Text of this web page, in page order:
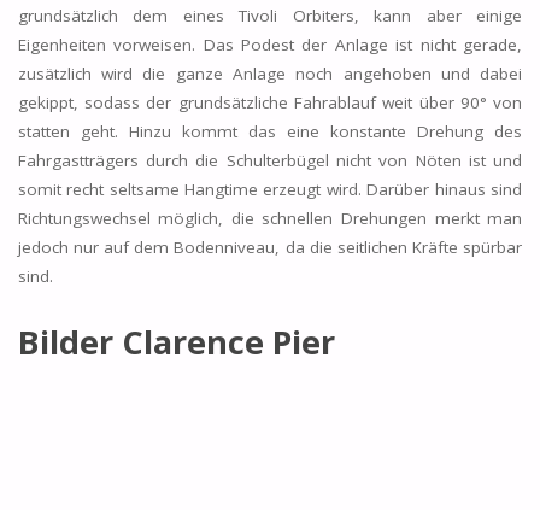
grundsätzlich dem eines Tivoli Orbiters, kann aber einige
Eigenheiten vorweisen. Das Podest der Anlage ist nicht gerade,
zusätzlich wird die ganze Anlage noch angehoben und dabei
gekippt, sodass der grundsätzliche Fahrablauf weit über 90° von
statten geht. Hinzu kommt das eine konstante Drehung des
Fahrgastträgers durch die Schulterbügel nicht von Nöten ist und
somit recht seltsame Hangtime erzeugt wird. Darüber hinaus sind
Richtungswechsel möglich, die schnellen Drehungen merkt man
jedoch nur auf dem Bodenniveau, da die seitlichen Kräfte spürbar
sind.
Bilder Clarence Pier